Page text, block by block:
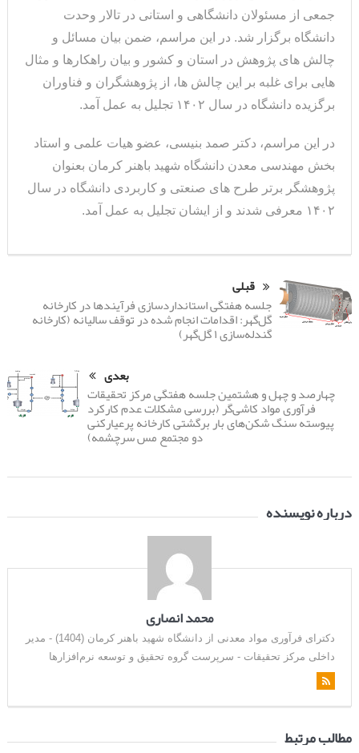
جمعی از مسئولان دانشگاهی و استانی در تالار وحدت
دانشگاه برگزار شد. در این مراسم، ضمن بیان مسائل و
چالش های پژوهش در استان و کشور و بیان راهکارها و مثال
هایی برای غلبه بر این چالش ها، از پژوهشگران و فناوران
برگزیده دانشگاه در سال ۱۴۰۲ تجلیل به عمل آمد.
در این مراسم، دکتر صمد بنیسی، عضو هیات علمی و استاد
بخش مهندسی معدن دانشگاه شهید باهنر کرمان بعنوان
پژوهشگر برتر طرح های صنعتی و کاربردی دانشگاه در سال
۱۴۰۲ معرفی شدند و از ایشان تجلیل به عمل آمد.
قبلی
جلسه هفتگی استانداردسازی فرآیندها در کارخانه
گل‌گهر: اقدامات انجام شده در توقف سالیانه (کارخانه
گندله‌سازی ۱ گل‌گهر)
بعدی
چهارصد و چهل و هشتمین جلسه هفتگی مرکز تحقیقات
فرآوری مواد کاشی‌گر (بررسی مشکلات عدم کارکرد
پیوسته سنگ شکن‌های بار برگشتی کارخانه پرعیارکنی
دو مجتمع مس سرچشمه)
درباره نویسنده
محمد انصاری
دکترای فرآوری مواد معدنی از دانشگاه شهید باهنر کرمان (1404) - مدیر
داخلی مرکز تحقیقات - سرپرست گروه تحقیق و توسعه نرم‌افزارها
مطالب مرتبط